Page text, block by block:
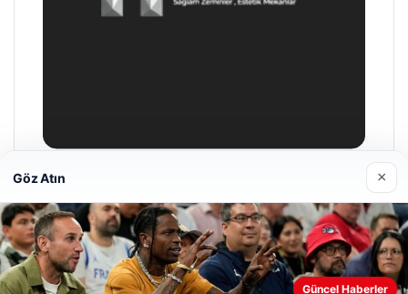
Enes Kaplan Avukatlık Bürosu
28/04/2026
Göz Atın ×
Güncel Haberler